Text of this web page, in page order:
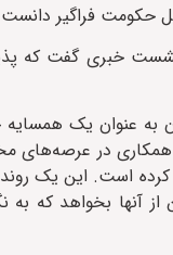
حکومت فراگیر
خبری گفت که
عنوان یک همسایه
و همکاری در
است. این یک
آنها بخواهد که به